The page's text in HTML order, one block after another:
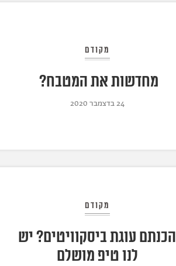
מקודם
מחדשות את המטבח?
24 בדצמבר 2020
מקודם
הכנתם עוגת ביסקוויטים? יש
לנו טיפ מושלם